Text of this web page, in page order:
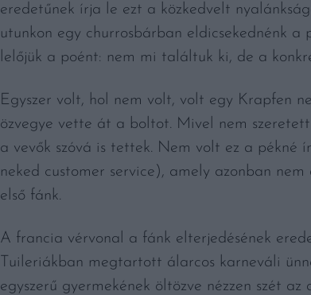
eredetűnek írja le ezt a közkedvelt
utunkon egy churrosbárban eldicsekednénk a
lelőjük a poént: nem mi találtuk ki, de a
Egyszer volt, hol nem volt, volt egy Krapfen
özvegye vette át a boltot. Mivel nem
a vevők szóvá is tettek. Nem volt ez a pékné
neked customer service), amely azonban
első fánk.
A francia vérvonal a fánk elterjedésének
Tuileriákban megtartott álarcos karneváli
egyszerű gyermekének öltözve nézzen szét